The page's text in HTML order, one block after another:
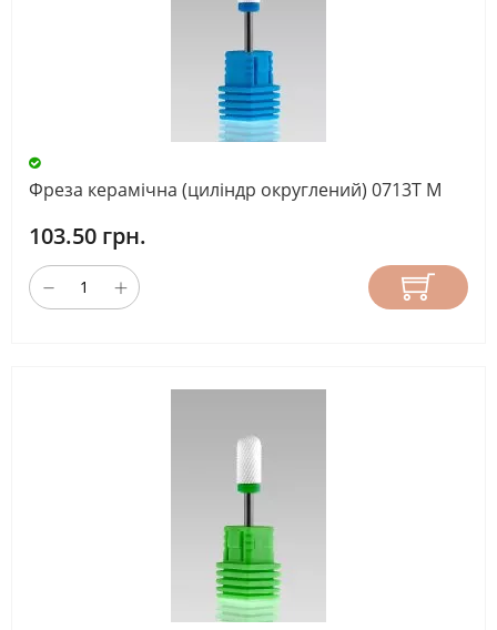
Фреза керамічна (циліндр округлений) 0713T М
103.50 грн.